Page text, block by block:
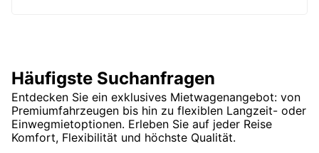
Häufigste Suchanfragen
Entdecken Sie ein exklusives Mietwagenangebot: von
Premiumfahrzeugen bis hin zu flexiblen Langzeit- oder
Einwegmietoptionen. Erleben Sie auf jeder Reise
Komfort, Flexibilität und höchste Qualität.